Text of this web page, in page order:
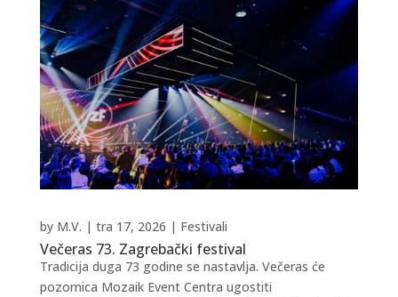
Večeras 73. Zagrebački festival
by M.V. | tra 17, 2026 | Festivali
Tradicija duga 73 godine se nastavlja. Večeras će
pozornica Mozaik Event Centra ugostiti